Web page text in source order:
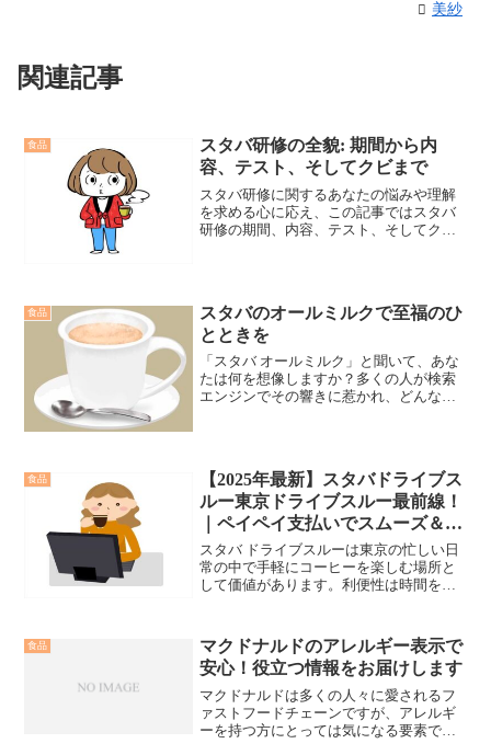
美紗
関連記事
食品
スタバ研修の全貌: 期間から内
容、テスト、そしてクビまで
スタバ研修に関するあなたの悩みや理解
を求める心に応え、この記事ではスタバ
研修の期間、内容、テスト、そしてクビ
食品
スタバのオールミルクで至福のひ
とときを
「スタバ オールミルク」と聞いて、あな
たは何を想像しますか？多くの人が検索
エンジンでその響きに惹かれ、どんな魔
当てます。
食品
【2025年最新】スタバドライブス
ルー東京ドライブスルー最前線！
｜ペイペイ支払いでスムーズ＆地
域限定メニューも紹介！
スタバ ドライブスルーは東京の忙しい日
常の中で手軽にコーヒーを楽しむ場所と
して価値があります。利便性は時間を有
さらに、各地で異なる特色や限定商品を
提供し、地域とのつながりを大切にして
います。また、ファンコミュニティとの
交流の場ともなっており、SNSでのシェ
アやオフラインでのミートアップを通じ
て新しい交流が生まれています。
食品
マクドナルドのアレルギー表示で
安心！役立つ情報をお届けします
マクドナルドは多くの人々に愛されるフ
ァストフードチェーンですが、アレルギ
ーを持つ方にとっては気になる要素でも